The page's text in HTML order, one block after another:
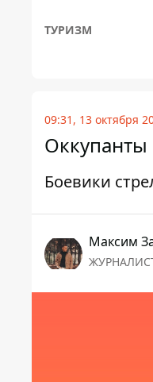
ТУРИЗМ
09:31, 13 октября
Боевики
Максим